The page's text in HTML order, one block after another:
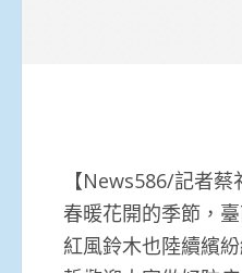
【News586/記者
春暖花開的季節，
紅風鈴木也陸續繽